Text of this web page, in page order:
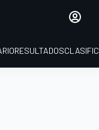
RESULTADOS